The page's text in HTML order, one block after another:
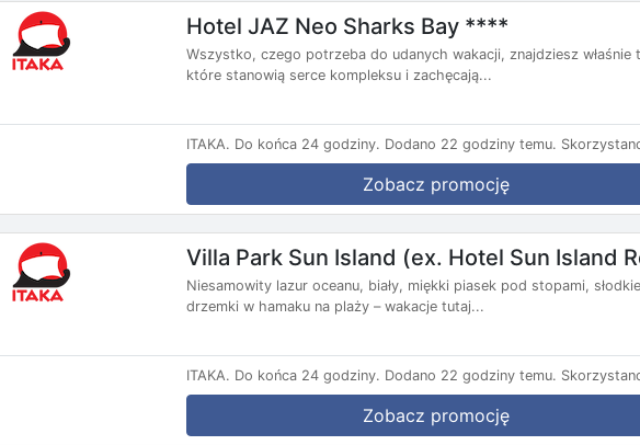
Hotel JAZ Neo Sharks Bay ****
Wszystko, czego potrzeba do udanych wakacji, znajdziesz właśnie
które stanowią serce kompleksu i zachęcają...
ITAKA. Do końca 24 godziny. Dodano 22 godziny temu.
Zobacz promocję
Villa Park Sun Island (ex. Hotel Sun Island
Niesamowity lazur oceanu, biały, miękki piasek pod stopami,
drzemki w hamaku na plaży – wakacje tutaj...
ITAKA. Do końca 24 godziny. Dodano 22 godziny temu.
Zobacz promocję